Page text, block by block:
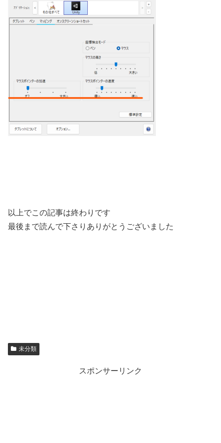
以上でこの記事は終わりです
最後まで読んで下さりありがとうございました
未分類
スポンサーリンク